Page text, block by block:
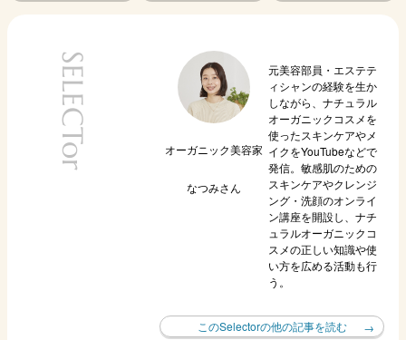
SELECTor オーガニック美容家
なつみさん
元美容部員・エステテ
ィシャンの経験を生か
しながら、ナチュラル
オーガニックコスメを
使ったスキンケアやメ
イクをYouTubeなどで
発信。敏感肌のための
スキンケアやクレンジ
ング・洗顔のオンライ
ン講座を開設し、ナチ
ュラルオーガニックコ
スメの正しい知識や使
い方を広める活動も行
う。
このSelectorの他の記事を読む